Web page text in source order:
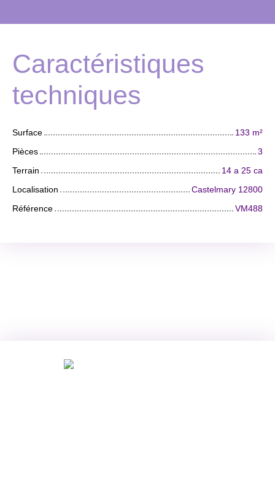
Caractéristiques
techniques
Surface 133 m²
Pièces
3
Terrain
14 a 25 ca
Localisation
Castelmary 12800
Référence
VM488